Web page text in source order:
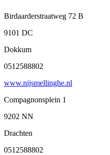
Birdaarderstraatweg 72 B
9101 DC
Dokkum
0512588802
www.nijsmellinghe.nl
Compagnonsplein 1
9202 NN
Drachten
0512588802